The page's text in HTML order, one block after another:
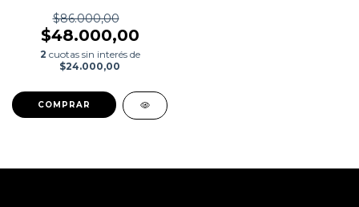
$86.000,00
$48.000,00
2 cuotas sin interés de
$24.000,00